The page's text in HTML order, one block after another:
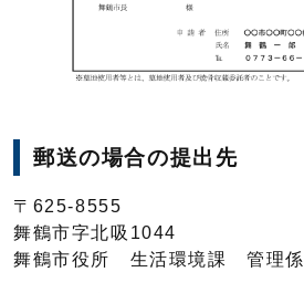
郵送の場合の提出先
〒625-8555
舞鶴市字北吸1044
舞鶴市役所 生活環境課 管理係